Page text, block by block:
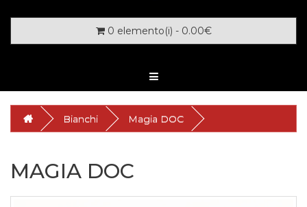
0 elemento(i) - 0.00€
Bianchi Magia DOC
MAGIA DOC